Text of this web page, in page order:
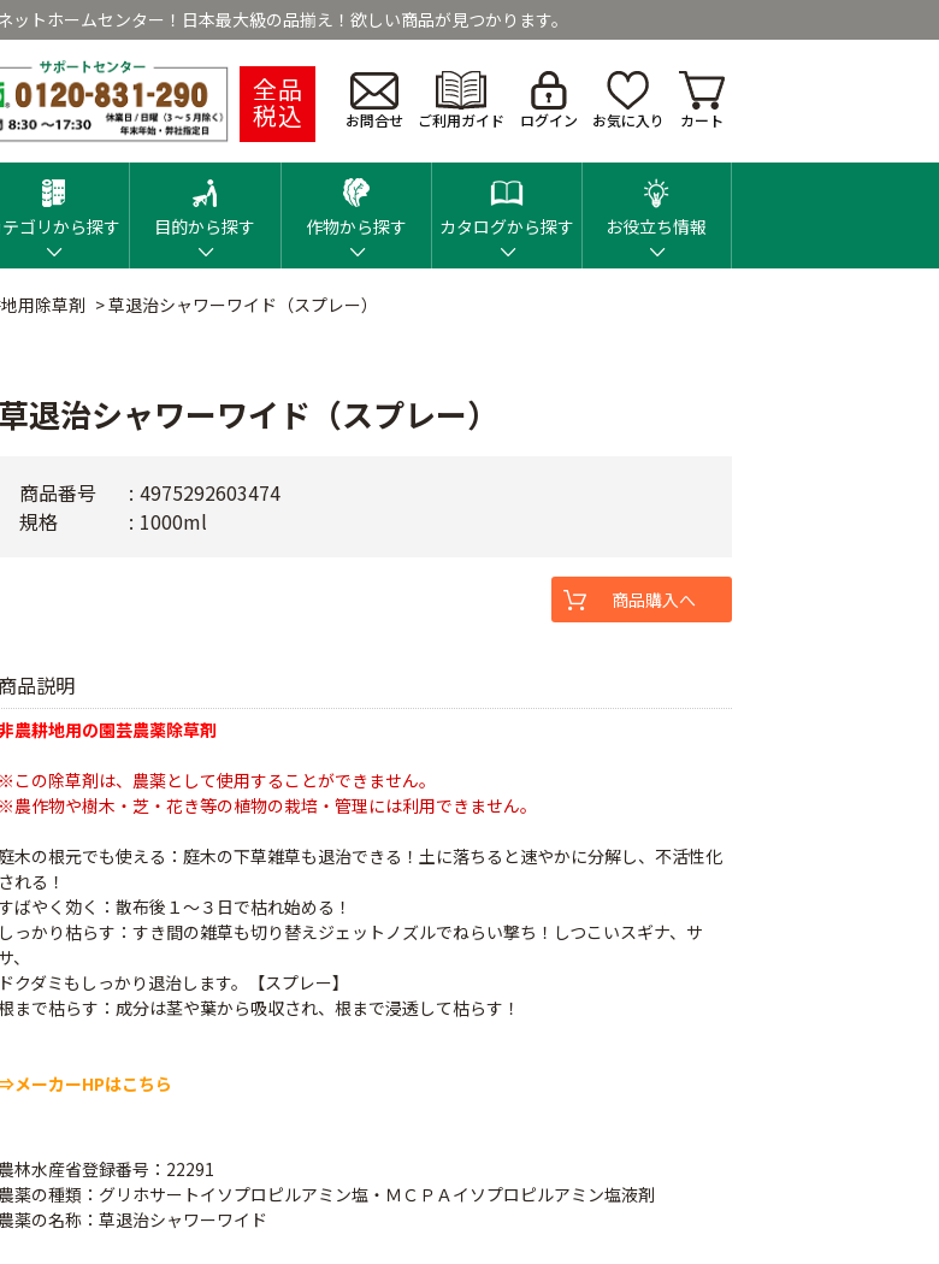
トホームセンター！日本最大級の品揃え！欲しい商品が見つかります。
全品
税込 お問合せ ご利用ガイド ログイン お気に入り カート
ゴリから探す 目的から探す 作物から探す カタログから探す お役立ち情報
用除草剤 >草退治シャワーワイド（スプレー）
草退治シャワーワイド（スプレー）
商品説明
農耕地用の園芸農薬除草剤
※この除草剤は、農薬として使用することができません。
※農作物や樹木・芝・花き等の植物の栽培・管理には利用できません。
木の根元でも使える：庭木の下草雑草も退治できる！土に落ちると速やかに分解し、不活性化
される！
ばやく効く：散布後１～３日で枯れ始める！
しっかり枯らす：すき間の雑草も切り替えジェットノズルでねらい撃ち！しつこいスギナ、サ
サ、
ドクダミもしっかり退治します。【スプレー】
まで枯らす：成分は茎や葉から吸収され、根まで浸透して枯らす！
メーカーHPはこちら
農林水産省登録番号：22291
農薬の種類：グリホサートイソプロピルアミン塩・ＭＣＰＡイソプロピルアミン塩液剤
農薬の名称：草退治シャワーワイド
商品番号
4975292603474
規格
1000ml
商品購入へ